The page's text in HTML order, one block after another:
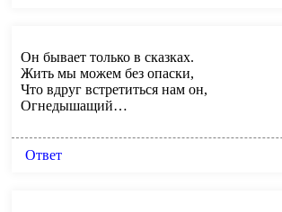
Он бывает только в сказках.
Жить мы можем без опаски,
Что вдруг встретиться нам он,
Огнедышащий…
Ответ